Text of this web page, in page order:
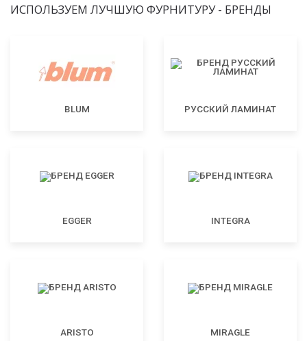
ИСПОЛЬЗУЕМ ЛУЧШУЮ ФУРНИТУРУ - БРЕНДЫ
BLUM РУССКИЙ ЛАМИНАТ
EGGER INTEGRA
ARISTO MIRAGLE